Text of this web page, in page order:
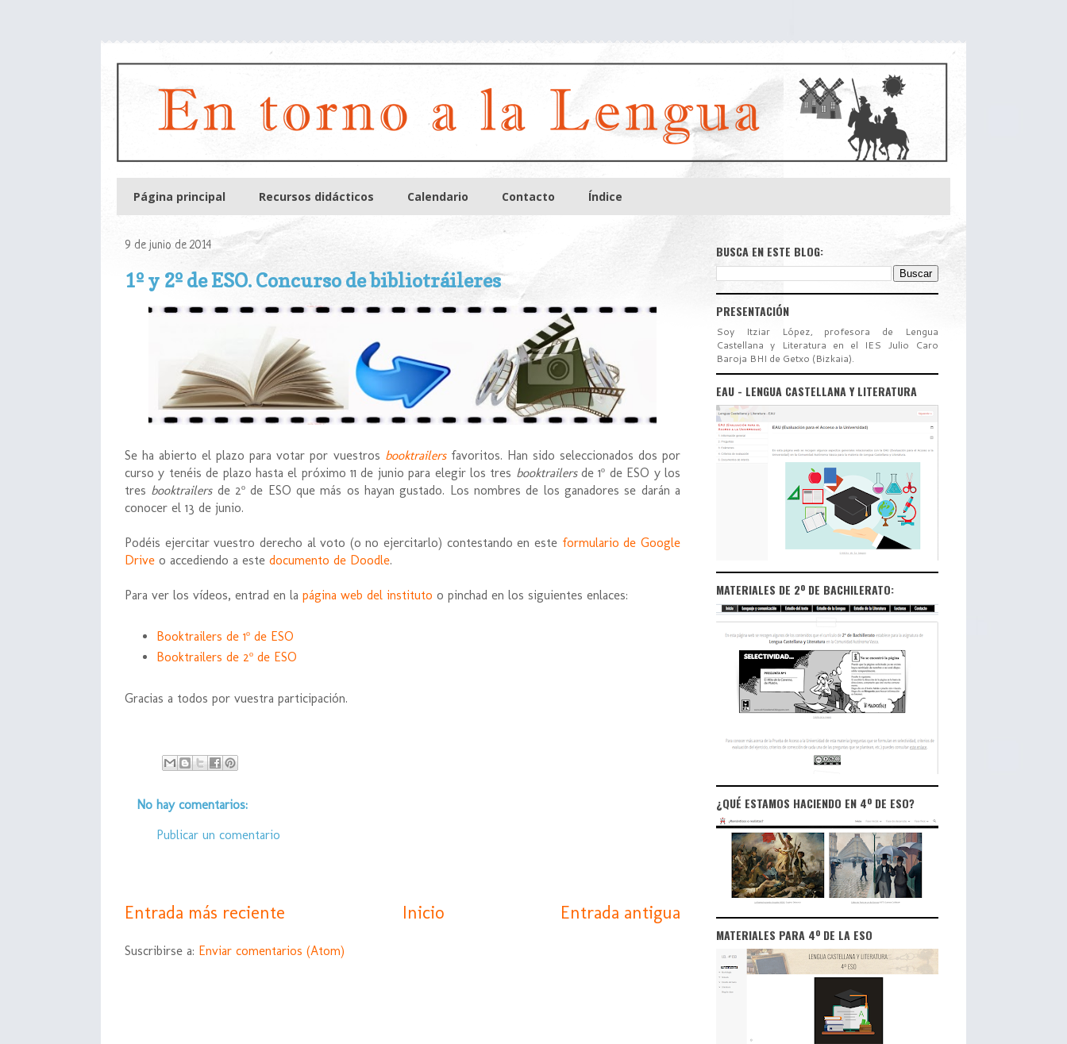
Página principal Recursos didácticos Calendario Contacto Índice
9 de junio de 2014
1º y 2º de ESO. Concurso de bibliotráileres
Se ha abierto el plazo para votar por vuestros booktrailersfavoritos. Han sido seleccionados dos por
curso y tenéis de plazo hasta el próximo 11 de junio para elegir los tres booktrailersde 1º de ESO y los
tres booktrailersde 2º de ESO que más os hayan gustado. Los nombres de los ganadores se darán a
conocer el 13 de junio.
Podéis ejercitar vuestro derecho al voto (o no ejercitarlo) contestando en este formulario de Google
Drive o accediendo a este documento de Doodle.
Para ver los vídeos, entrad en la página web del instituto o pinchad en los siguientes enlaces:
Booktrailers de 1º de ESO
Booktrailers de 2º de ESO
Gracias a todos por vuestra participación.
No hay comentarios:
Publicar un comentario
Entrada más reciente Entrada antigua
Inicio
Suscribirse a: Enviar comentarios (Atom)
BUSCA EN ESTE BLOG:
PRESENTACIÓN
Soy Itziar López, profesora de Lengua
Castellana y Literatura en el IES Julio Caro
Baroja BHI de Getxo (Bizkaia).
EAU - LENGUA CASTELLANA Y LITERATURA
MATERIALES DE 2º DE BACHILERATO:
¿QUÉ ESTAMOS HACIENDO EN 4º DE ESO?
MATERIALES PARA 4º DE LA ESO